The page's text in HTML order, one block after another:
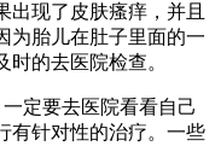
出现了皮肤瘙痒，并且
为胎儿在肚子里面的一
的去医院检查。
定要去医院看看自己
有针对性的治疗。一些